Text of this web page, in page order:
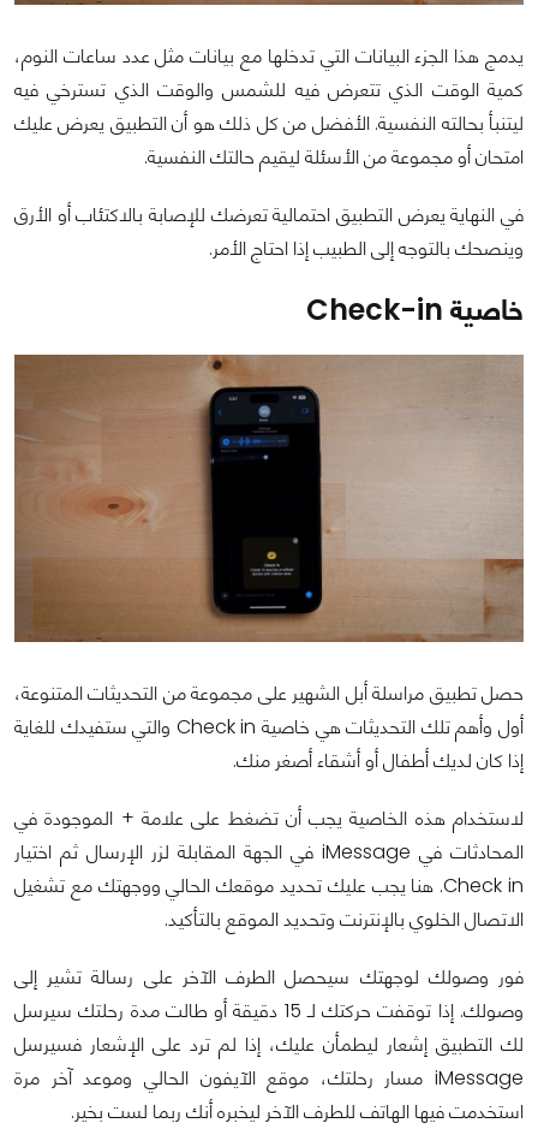
يدمج هذا الجزء البيانات التي تدخلها مع بيانات مثل عدد ساعات النوم،
كمية الوقت الذي تتعرض فيه للشمس والوقت الذي تسترخي فيه
ليتنبأ بحالته النفسية. الأفضل من كل ذلك هو أن التطبيق يعرض عليك
امتحان أو مجموعة من الأسئلة ليقيم حالتك النفسية.
في النهاية يعرض التطبيق احتمالية تعرضك للإصابة بالاكتئاب أو الأرق
وينصحك بالتوجه إلى الطبيب إذا احتاج الأمر.
خاصية Check-in
حصل تطبيق مراسلة أبل الشهير على مجموعة من التحديثات المتنوعة،
أول وأهم تلك التحديثات هي خاصية Check in والتي ستفيدك للغاية
إذا كان لديك أطفال أو أشقاء أصغر منك.
لاستخدام هذه الخاصية يجب أن تضغط على علامة + الموجودة في
المحادثات في iMessage في الجهة المقابلة لزر الإرسال ثم اختيار
Check in. هنا يجب عليك تحديد موقعك الحالي ووجهتك مع تشغيل
الاتصال الخلوي بالإنترنت وتحديد الموقع بالتأكيد.
فور وصولك لوجهتك سيحصل الطرف الآخر على رسالة تشير إلى
وصولك. إذا توقفت حركتك لـ 15 دقيقة أو طالت مدة رحلتك سيرسل
لك التطبيق إشعار ليطمأن عليك، إذا لم ترد على الإشعار فسيرسل
iMessage مسار رحلتك، موقع الآيفون الحالي وموعد آخر مرة
استخدمت فيها الهاتف للطرف الآخر ليخبره أنك ربما لست بخير.